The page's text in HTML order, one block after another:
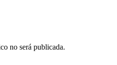
no será publicada.